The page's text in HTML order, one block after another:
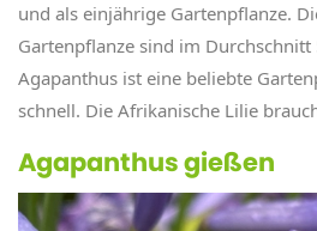
und als einjährige Gartenpflanze.
Gartenpflanze sind im
Agapanthus ist eine beliebte
schnell. Die Afrikanische Lilie
Agapanthus gießen